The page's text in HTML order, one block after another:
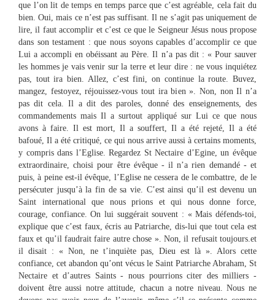
que l’on lit de temps en temps parce que c’est agréable, cela fait du
bien. Oui, mais ce n’est pas suffisant. Il ne s’agit pas uniquement de
lire, il faut accomplir et c’est ce que le Seigneur Jésus nous propose
dans son testament : que nous soyons capables d’accomplir ce que
Lui a accompli en obéissant au Père. Il n’a pas dit : « Pour sauver
les hommes je vais venir sur la terre et leur dire : ne vous inquiétez
pas, tout ira bien. Allez, c’est fini, on continue la route. Buvez,
mangez, festoyez, réjouissez-vous tout ira bien ». Non, non Il n’a
pas dit cela. Il a dit des paroles, donné des enseignements, des
commandements mais Il a surtout appliqué sur Lui ce que nous
avons à faire. Il est mort, Il a souffert, Il a été rejeté, Il a été
bafoué, Il a été critiqué, ce qui nous arrive aussi à certains moments,
y compris dans l’Eglise. Regardez St Nectaire d’Egine, un évêque
extraordinaire, choisi pour être évêque - il n’a rien demandé - et
puis, à peine est-il évêque, l’Eglise ne cessera de le combattre, de le
persécuter jusqu’à la fin de sa vie. C’est ainsi qu’il est devenu un
Saint international que nous prions et qui nous donne force,
courage, confiance. On lui suggérait souvent : « Mais défends-toi,
explique que c’est faux, écris au Patriarche, dis-lui que tout cela est
faux et qu’il faudrait faire autre chose ». Non, il refusait toujours.et
il disait : « Non, ne t’inquiète pas, Dieu est là ». Alors cette
confiance, cet abandon qu’ont vécus le Saint Patriarche Abraham, St
Nectaire et d’autres Saints - nous pourrions citer des milliers -
doivent être aussi notre attitude, chacun a notre niveau. Nous ne